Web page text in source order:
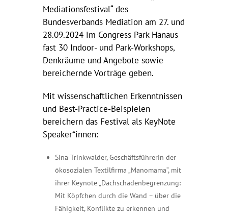
Mediationsfestival“ des
Bundesverbands Mediation am 27. und
28.09.2024 im Congress Park Hanaus
fast 30 Indoor- und Park-Workshops,
Denkräume und Angebote sowie
bereichernde Vorträge geben.
Mit wissenschaftlichen Erkenntnissen
und Best-Practice-Beispielen
bereichern das Festival als KeyNote
Speaker*innen:
Sina Trinkwalder, Geschäftsführerin der
ökosozialen Textilfirma „Manomama“, mit
ihrer Keynote „Dachschadenbegrenzung:
Mit Köpfchen durch die Wand – über die
Fähigkeit, Konflikte zu erkennen und